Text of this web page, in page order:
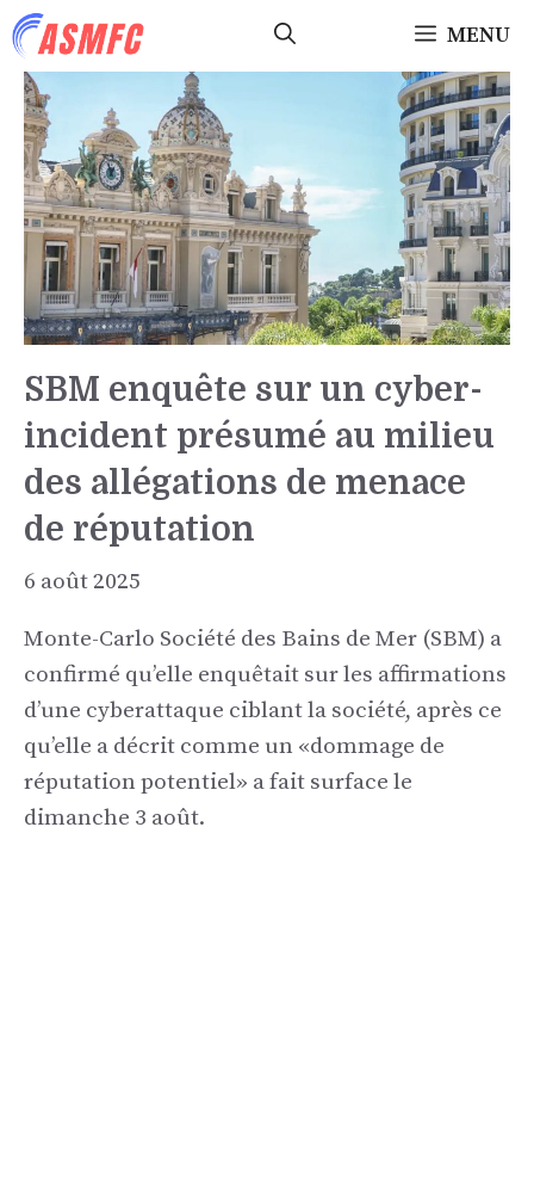
Aller
au
contenu
MENU
SBM enquête sur un cyber-
incident présumé au milieu
des allégations de menace
de réputation
6 août 2025
Monte-Carlo Société des Bains de Mer (SBM) a
confirmé qu’elle enquêtait sur les affirmations
d’une cyberattaque ciblant la société, après ce
qu’elle a décrit comme un «dommage de
réputation potentiel» a fait surface le
dimanche 3 août.